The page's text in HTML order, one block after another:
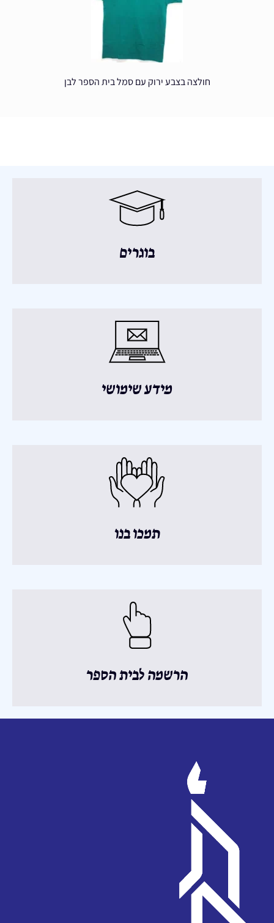
חולצה בצבע ירוק עם סמל בית הספר לבן
בוגרים
מידע שימושי
תמכו בנו
הרשמה לבית הספר